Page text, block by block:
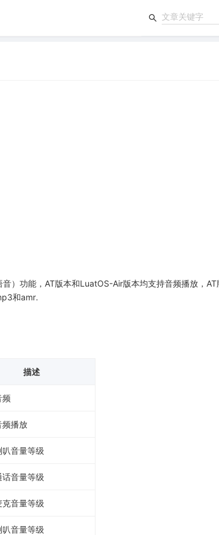
）功能，AT版本和LuatOS-Air版本均支持音频播放，
和amr.
描述
频
频播放
叭音量等级
话音量等级
克音量等级
叭音量等级